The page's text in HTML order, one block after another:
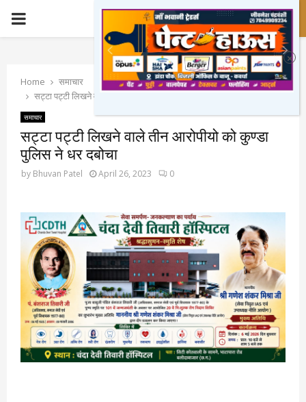
PRIMARY
Home
समाचार
सट्टा पट्टी लिखने वाले तीन आरोपीयो को कुण्डा पुलिस ने धर दबोचा
समाचार
सट्टा पट्टी लिखने वाले तीन आरोपीयो को कुण्डा
पुलिस ने धर दबोचा
by Bhuvan Patel April 26, 2023 0